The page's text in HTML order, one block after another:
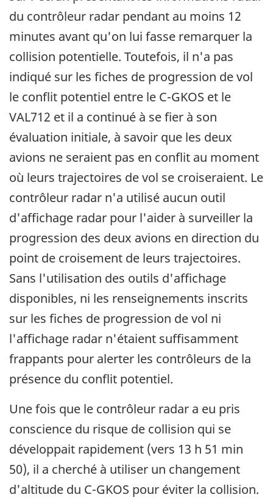
du contrôleur radar pendant au moins 12
minutes avant qu'on lui fasse remarquer la
collision potentielle. Toutefois, il n'a pas
indiqué sur les fiches de progression de vol
le conflit potentiel entre le C-GKOS et le
VAL712 et il a continué à se fier à son
évaluation initiale, à savoir que les deux
avions ne seraient pas en conflit au moment
où leurs trajectoires de vol se croiseraient. Le
contrôleur radar n'a utilisé aucun outil
d'affichage radar pour l'aider à surveiller la
progression des deux avions en direction du
point de croisement de leurs trajectoires.
Sans l'utilisation des outils d'affichage
disponibles, ni les renseignements inscrits
sur les fiches de progression de vol ni
l'affichage radar n'étaient suffisamment
frappants pour alerter les contrôleurs de la
présence du conflit potentiel.
Une fois que le contrôleur radar a eu pris
conscience du risque de collision qui se
développait rapidement (vers 13 h 51 min
50), il a cherché à utiliser un changement
d'altitude du C-GKOS pour éviter la collision.